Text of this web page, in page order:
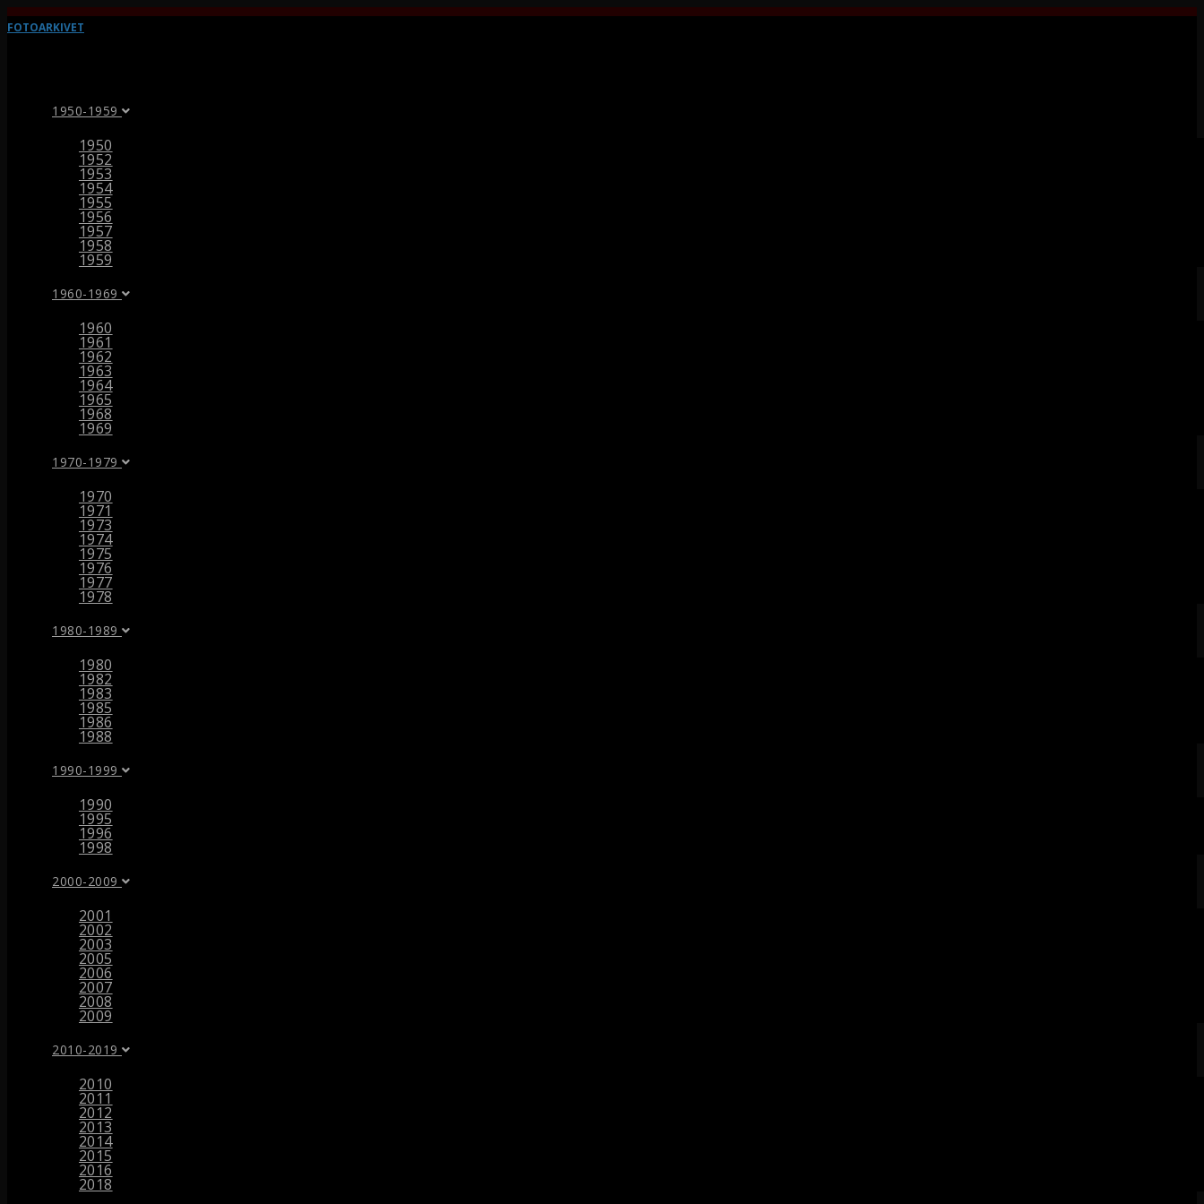
FOTOARKIVET
1950-1959
1950
1952
1953
1954
1955
1956
1957
1958
1959
1960-1969
1960
1961
1962
1963
1964
1965
1968
1969
1970-1979
1970
1971
1973
1974
1975
1976
1977
1978
1980-1989
1980
1982
1983
1985
1986
1988
1990-1999
1990
1995
1996
1998
2000-2009
2001
2002
2003
2005
2006
2007
2008
2009
2010-2019
2010
2011
2012
2013
2014
2015
2016
2018